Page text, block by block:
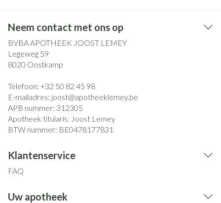
Neem contact met ons op
BVBA APOTHEEK JOOST LEMEY
Legeweg 59
8020 Oostkamp
Telefoon: +32 50 82 45 98
E-mailadres: joost@apotheeklemey.be
APB nummer: 312305
Apotheek titularis: Joost Lemey
BTW nummer: BE0478177831
Klantenservice
FAQ
Uw apotheek